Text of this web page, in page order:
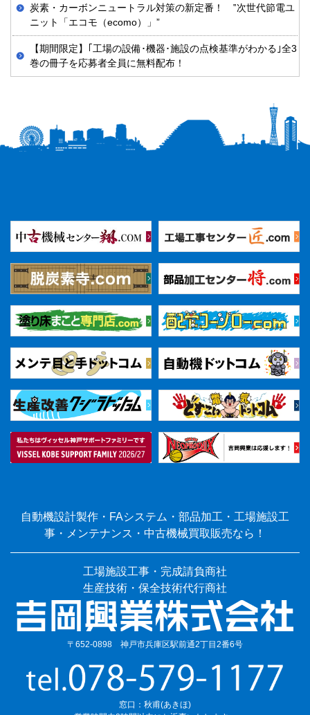
炭素・カーボンニュートラル対策の新定番！ ‟次世代節電ユ
ニット「エコモ（ecomo）」”
【期間限定】｢工場の設備･機器･施設の点検基準がわかる｣全3
巻の冊子を応募者全員に無料配布！
自動機設計製作・FAシステム・部品加工・工場施設工
事・メンテナンス・中古機械買取販売なら！
工場施設工事・完成請負商社
生産技術・保全技術代行商社
〒652-0898 神戸市兵庫区駅前通2丁目2番6号
窓口：秋甫(あきほ)